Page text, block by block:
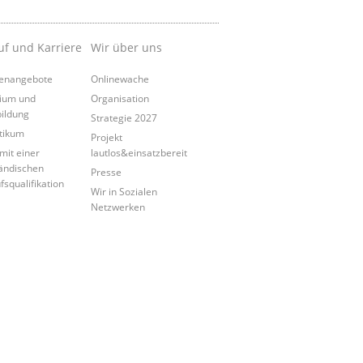
und Karriere
und
einer
Wir über uns
Onlinewache
Organisation
Strategie 2027
Projekt
lautlos&einsatzbereit
Presse
Wir in Sozialen
Netzwerken